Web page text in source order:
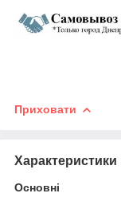
Приховати
Характеристики
Основні